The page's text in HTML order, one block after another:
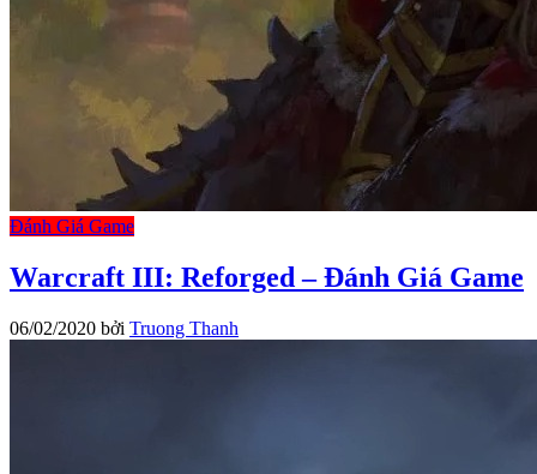
Đánh Giá Game
Warcraft III: Reforged – Đánh Giá Game
06/02/2020 bởi Truong Thanh